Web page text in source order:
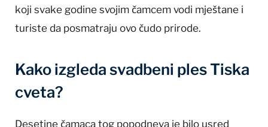
koji svake godine svojim čamcem vodi mještane i
turiste da posmatraju ovo čudo prirode.
Kako izgleda svadbeni ples Tiska
cveta?
Desetine čamaca tog popodneva je bilo usred